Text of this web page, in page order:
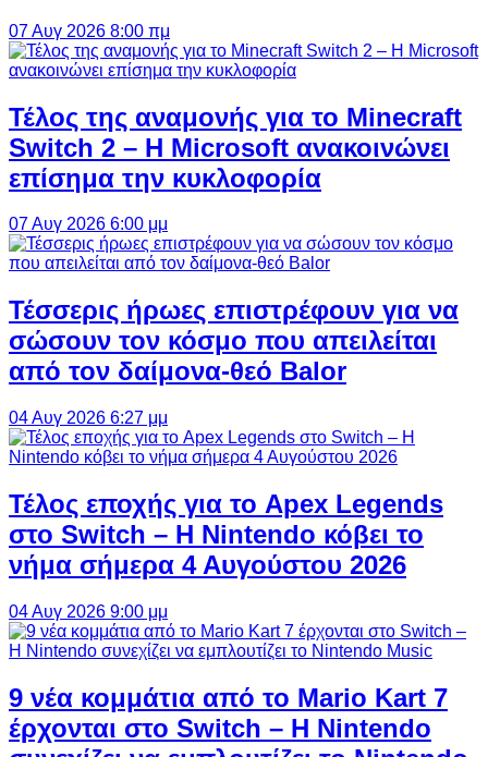
07 Αυγ 2026 8:00 πμ
Τέλος της αναμονής για το Minecraft
Switch 2 – Η Microsoft ανακοινώνει
επίσημα την κυκλοφορία
07 Αυγ 2026 6:00 μμ
Τέσσερις ήρωες επιστρέφουν για να
σώσουν τον κόσμο που απειλείται
από τον δαίμονα-θεό Balor
04 Αυγ 2026 6:27 μμ
Τέλος εποχής για το Apex Legends
στο Switch – Η Nintendo κόβει το
νήμα σήμερα 4 Αυγούστου 2026
04 Αυγ 2026 9:00 μμ
9 νέα κομμάτια από το Mario Kart 7
έρχονται στο Switch – Η Nintendo